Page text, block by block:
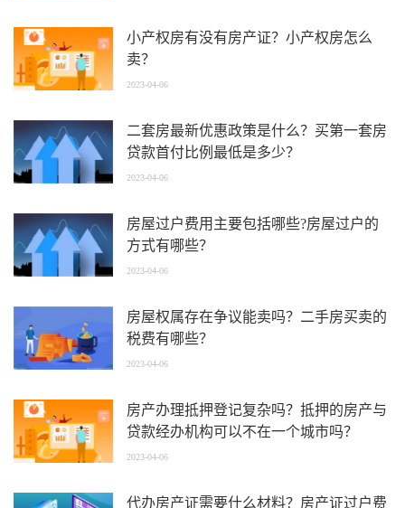
小产权房有没有房产证？小产权房怎么
卖？
2023-04-06
二套房最新优惠政策是什么？买第一套房
贷款首付比例最低是多少？
2023-04-06
房屋过户费用主要包括哪些?房屋过户的
方式有哪些？
2023-04-06
房屋权属存在争议能卖吗？二手房买卖的
税费有哪些？
2023-04-06
房产办理抵押登记复杂吗？抵押的房产与
贷款经办机构可以不在一个城市吗？
2023-04-06
代办房产证需要什么材料？房产证过户费